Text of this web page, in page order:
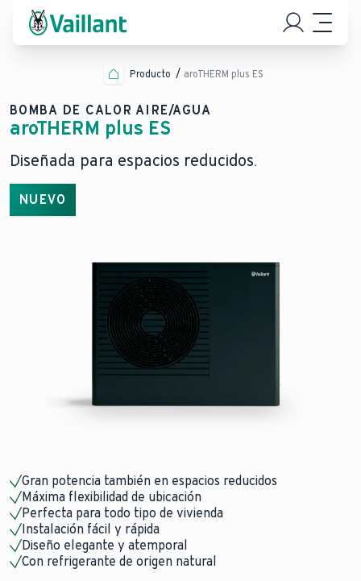
Producto aroTHERM plus ES
BOMBA DE CALOR AIRE/AGUA
aroTHERM plus ES
Diseñada para espacios reducidos.
NUEVO
Gran potencia también en espacios reducidos
Máxima flexibilidad de ubicación
Perfecta para todo tipo de vivienda
Instalación fácil y rápida
Diseño elegante y atemporal
Con refrigerante de origen natural